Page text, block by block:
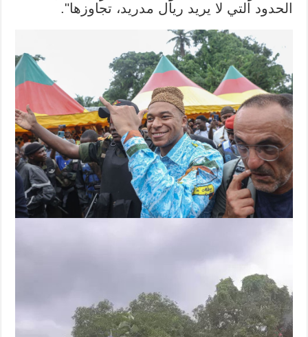
الحدود التي لا يريد ريال مدريد، تجاوزها".